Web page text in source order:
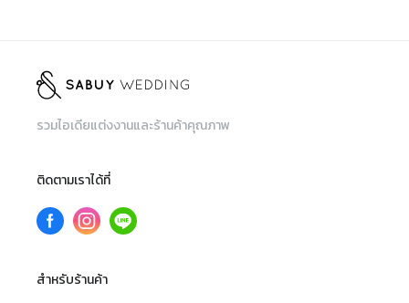
รวมไอเดียแต่งงานและร้านค้าคุณภาพ
ติดตามเราได้ที่
สำหรับร้านค้า